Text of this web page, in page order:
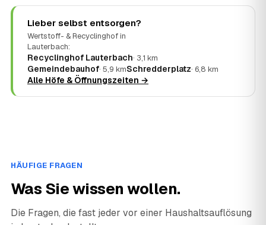
Lieber selbst entsorgen?
Wertstoff- & Recyclinghof in
Lauterbach:
Recyclinghof Lauterbach· 3,1 km
Gemeindebauhof· 5,9 kmSchredderplatz· 6,8 km
Alle Höfe & Öffnungszeiten →
HÄUFIGE FRAGEN
Was Sie wissen wollen.
Die Fragen, die fast jeder vor einer Haushaltsauflösung